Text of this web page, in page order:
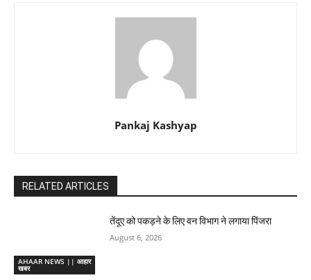
Pankaj Kashyap
RELATED ARTICLES
AHAAR NEWS || आहार
खबर
तेंदूए को पकड़ने के लिए वन विभाग ने लगाया पिंजरा
August 6, 2026